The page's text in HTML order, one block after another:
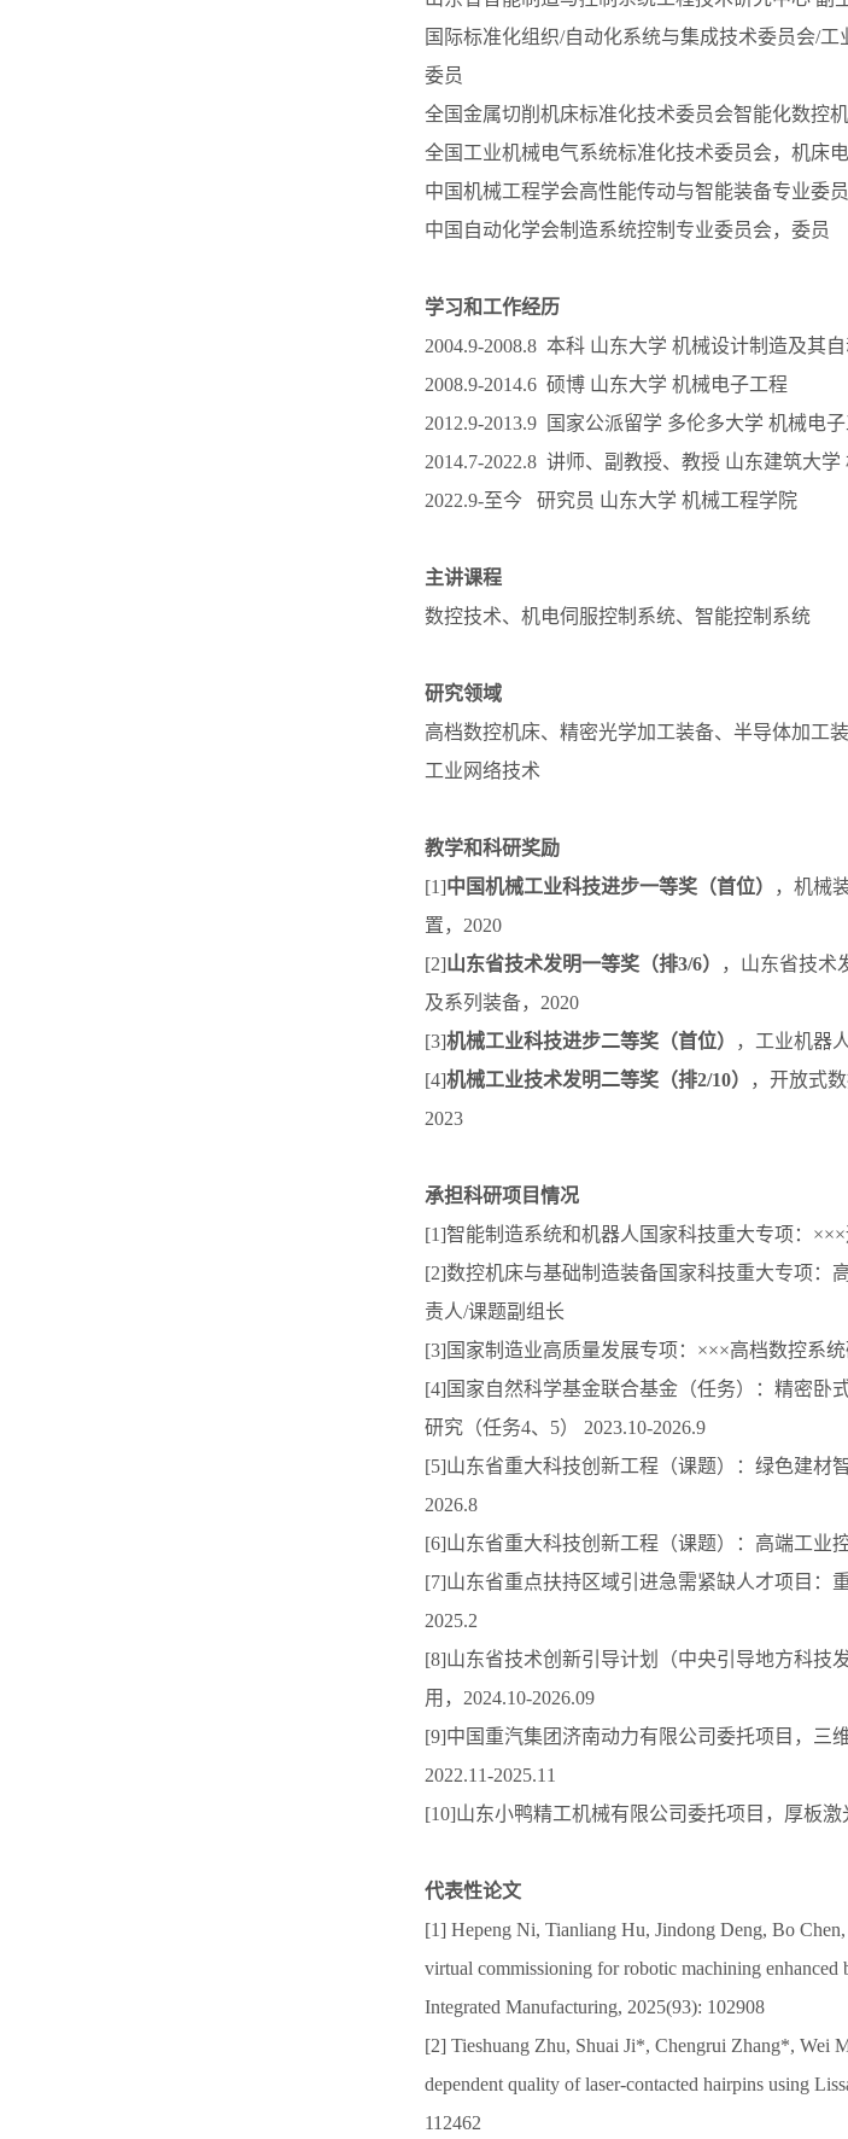
国际标准化组织/自动化系统与集成技术委员会/
委员
全国金属切削机床标准化技术委员会智能化数控
全国工业机械电气系统标准化技术委员会，机床
中国机械工程学会高性能传动与智能装备专业委
中国自动化学会制造系统控制专业委员会，委员
学习和工作经历
2004.9-2008.8 本科 山东大学 机械设计制造及其
2008.9-2014.6 硕博 山东大学 机械电子工程
2012.9-2013.9 国家公派留学 多伦多大学 机械电
2014.7-2022.8 讲师、副教授、教授 山东建筑大
2022.9-至今 研究员 山东大学 机械工程学院
主讲课程
数控技术、机电伺服控制系统、智能控制系统
研究领域
高档数控机床、精密光学加工装备、半导体加工
工业网络技术
教学和科研奖励
[1]中国机械工业科技进步一等奖（首位）
，机械
置，2020
[2]山东省技术发明一等奖（排3/6）
，山东省技术
及系列装备，2020
[3]机械工业科技进步二等奖（首位）
，工业机器
[4]机械工业技术发明二等奖（排2/10）
，开放式
2023
承担科研项目情况
[1]智能制造系统和机器人国家科技重大专项：
[2]数控机床与基础制造装备国家科技重大专项：
责人/课题副组长
[3]国家制造业高质量发展专项：×××高档数控系
[4]国家自然科学基金联合基金（任务）：精密卧
研究（任务4、5） 2023.10-2026.9
[5]山东省重大科技创新工程（课题）：绿色建材
2026.8
[6]山东省重大科技创新工程（课题）：高端工业
[7]山东省重点扶持区域引进急需紧缺人才项目：
2025.2
[8]山东省技术创新引导计划（中央引导地方科技
用，2024.10-2026.09
[9]中国重汽集团济南动力有限公司委托项目，三
2022.11-2025.11
[10]山东小鸭精工机械有限公司委托项目，厚板
代表性论文
[1] Hepeng Ni, Tianliang Hu, Jindong Deng, Bo
virtual commissioning for robotic machining
Integrated Manufacturing, 2025(93): 102908
[2] Tieshuang Zhu, Shuai Ji*, Chengrui Zhang*, Wei
dependent quality of laser-contacted hairpins using
112462